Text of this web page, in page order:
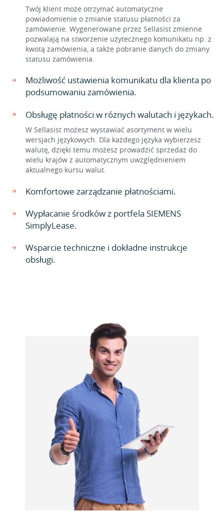
Twój klient może otrzymać automatyczne
powiadomienie o zmianie statusu płatności za
zamówienie. Wygenerowane przez Sellasist zmienne
pozwalają na stworzenie użytecznego komunikatu np. z
kwotą zamówienia, a także pobranie danych do zmiany
statusu zamówienia.
Możliwość ustawienia komunikatu dla klienta po
podsumowaniu zamówienia.
Obsługę płatności w różnych walutach i językach.
W Sellasist możesz wystawiać asortyment w wielu
wersjach językowych. Dla każdego języka wybierzesz
walutę, dzięki temu możesz prowadzić sprzedaż do
wielu krajów z automatycznym uwzględnieniem
aktualnego kursu walut.
Komfortowe zarządzanie płatnościami.
Wypłacanie środków z portfela SIEMENS
SimplyLease.
Wsparcie techniczne i dokładne instrukcje
obsługi.